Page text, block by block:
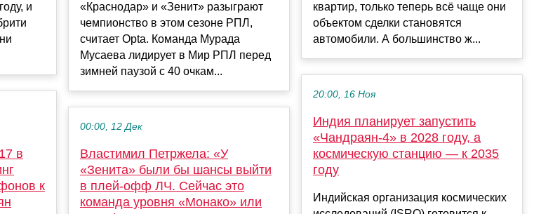
и
в
к
«Краснодар» и «Зенит» разыграют
чемпионство в этом сезоне РПЛ,
считает Opta. Команда Мурада
Мусаева лидирует в Мир РПЛ перед
зимней паузой с 40 очкам...
00:00, 12 Дек
Властимил Петржела: «У
«Зенита» были бы шансы выйти
в плей-офф ЛЧ. Сейчас это
команда уровня «Монако» или
квартир, только теперь всё чаще они
объектом сделки становятся
автомобили. А большинство ж...
20:00, 16 Ноя
Индия планирует запустить
«Чандраян-4» в 2028 году, а
космическую станцию — к 2035
году
Индийская организация космических